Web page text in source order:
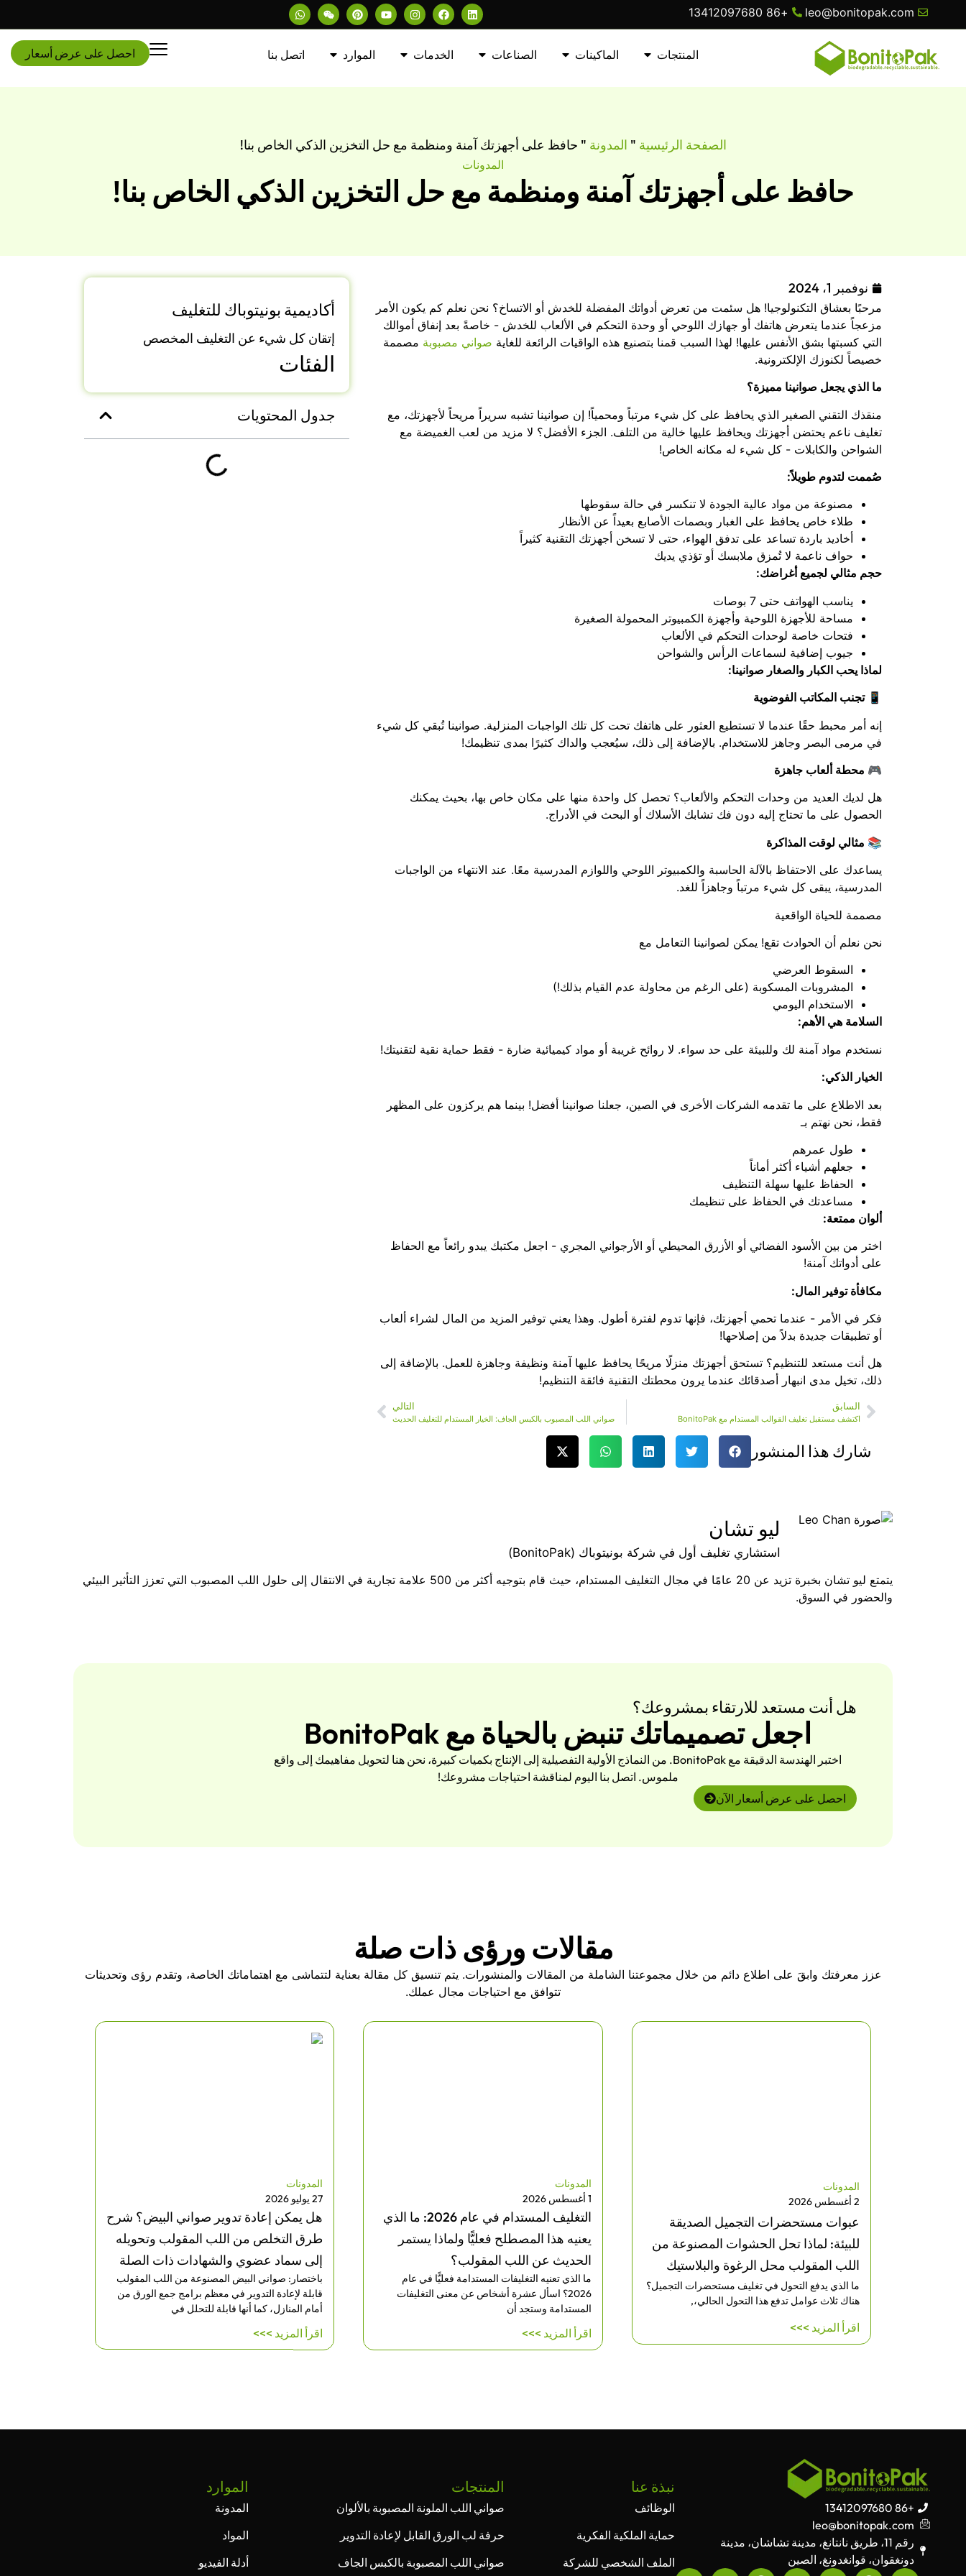
leo@bonitopak.com
+86 13412097680
المنتجات الماكينات الصناعات الخدمات الموارد اتصل بنا احصل على عرض أسعار
الصفحة الرئيسية " المدونة " حافظ على أجهزتك آمنة ومنظمة مع حل التخزين الذكي الخاص بنا!
المدونات
حافظ على أجهزتك آمنة ومنظمة مع حل التخزين الذكي الخاص بنا!
نوفمبر 1، 2024
مرحبًا بعشاق التكنولوجيا! هل سئمت من تعرض أدواتك المفضلة للخدش أو الاتساخ؟ نحن نعلم كم يكون الأمر
مزعجاً عندما يتعرض هاتفك أو جهازك اللوحي أو وحدة التحكم في الألعاب للخدش - خاصةً بعد إنفاق أموالك
التي كسبتها بشق الأنفس عليها! لهذا السبب قمنا بتصنيع هذه الواقيات الرائعة للغاية صواني مصبوبة مصممة
خصيصاً لكنوزك الإلكترونية.
ما الذي يجعل صوانينا مميزة؟
منقذك التقني الصغير الذي يحافظ على كل شيء مرتباً ومحمياً! إن صوانينا تشبه سريراً مريحاً لأجهزتك، مع
تغليف ناعم يحتضن أجهزتك ويحافظ عليها خالية من التلف. الجزء الأفضل؟ لا مزيد من لعب الغميضة مع
الشواحن والكابلات - كل شيء له مكانه الخاص!
صُممت لتدوم طويلاً:
مصنوعة من مواد عالية الجودة لا تنكسر في حالة سقوطها
طلاء خاص يحافظ على الغبار وبصمات الأصابع بعيداً عن الأنظار
أخاديد باردة تساعد على تدفق الهواء، حتى لا تسخن أجهزتك التقنية كثيراً
حواف ناعمة لا تُمزق ملابسك أو تؤذي يديك
حجم مثالي لجميع أغراضك:
يناسب الهواتف حتى 7 بوصات
مساحة للأجهزة اللوحية وأجهزة الكمبيوتر المحمولة الصغيرة
فتحات خاصة لوحدات التحكم في الألعاب
جيوب إضافية لسماعات الرأس والشواحن
لماذا يحب الكبار والصغار صوانينا:
📱 تجنب المكاتب الفوضوية
إنه أمر محبط حقًا عندما لا تستطيع العثور على هاتفك تحت كل تلك الواجبات المنزلية. صوانينا تُبقي كل شيء
في مرمى البصر وجاهز للاستخدام. بالإضافة إلى ذلك، سيُعجب والداك كثيرًا بمدى تنظيمك!
🎮 محطة ألعاب جاهزة
هل لديك العديد من وحدات التحكم والألعاب؟ تحصل كل واحدة منها على مكان خاص بها، بحيث يمكنك
الحصول على ما تحتاج إليه دون فك تشابك الأسلاك أو البحث في الأدراج.
📚 مثالي لوقت المذاكرة
يساعدك على الاحتفاظ بالآلة الحاسبة والكمبيوتر اللوحي واللوازم المدرسية معًا. عند الانتهاء من الواجبات
المدرسية، يبقى كل شيء مرتباً وجاهزاً للغد.
مصممة للحياة الواقعية
نحن نعلم أن الحوادث تقع! يمكن لصوانينا التعامل مع
السقوط العرضي
المشروبات المسكوبة (على الرغم من محاولة عدم القيام بذلك!)
الاستخدام اليومي
السلامة هي الأهم:
نستخدم مواد آمنة لك وللبيئة على حد سواء. لا روائح غريبة أو مواد كيميائية ضارة - فقط حماية نقية لتقنيتك!
الخيار الذكي:
بعد الاطلاع على ما تقدمه الشركات الأخرى في الصين، جعلنا صوانينا أفضل! بينما هم يركزون على المظهر
فقط، نحن نهتم بـ
طول عمرهم
جعلهم أشياء أكثر أماناً
الحفاظ عليها سهلة التنظيف
مساعدتك في الحفاظ على تنظيمك
ألوان ممتعة:
اختر من بين الأسود الفضائي أو الأزرق المحيطي أو الأرجواني المجري - اجعل مكتبك يبدو رائعاً مع الحفاظ
على أدواتك آمنة!
مكافأة توفير المال:
فكر في الأمر - عندما تحمي أجهزتك، فإنها تدوم لفترة أطول. وهذا يعني توفير المزيد من المال لشراء ألعاب
أو تطبيقات جديدة بدلاً من إصلاحها!
هل أنت مستعد للتنظيم؟ تستحق أجهزتك منزلًا مريحًا يحافظ عليها آمنة ونظيفة وجاهزة للعمل. بالإضافة إلى
ذلك، تخيل مدى انبهار أصدقائك عندما يرون محطتك التقنية فائقة التنظيم!
السابق
اكتشف مستقبل تغليف القوالب المستدام مع BonitoPak
التالي
صواني اللب المصبوب بالكبس الجاف: الخيار المستدام للتغليف الحديث
شارك هذا المنشور
أكاديمية بونيتوباك للتغليف
إتقان كل شيء عن التغليف المخصص
الفئات
جدول المحتويات
ليو تشان
استشاري تغليف أول في شركة بونيتوباك (BonitoPak)
يتمتع ليو تشان بخبرة تزيد عن 20 عامًا في مجال التغليف المستدام، حيث قام بتوجيه أكثر من 500 علامة تجارية في الانتقال إلى حلول اللب المصبوب التي تعزز التأثير البيئي
والحضور في السوق.
هل أنت مستعد للارتقاء بمشروعك؟
اجعل تصميماتك تنبض بالحياة مع BonitoPak
اختبر الهندسة الدقيقة مع BonitoPak. من النماذج الأولية التفصيلية إلى الإنتاج بكميات كبيرة، نحن هنا لتحويل مفاهيمك إلى واقع
ملموس. اتصل بنا اليوم لمناقشة احتياجات مشروعك!
احصل على عرض أسعار الآن
مقالات ورؤى ذات صلة
عزز معرفتك وابقَ على اطلاع دائم من خلال مجموعتنا الشاملة من المقالات والمنشورات. يتم تنسيق كل مقالة بعناية لتتماشى مع اهتماماتك الخاصة، وتقدم رؤى وتحديثات
تتوافق مع احتياجات مجال عملك.
المدونات
2 أغسطس 2026
عبوات مستحضرات التجميل الصديقة
للبيئة: لماذا تحل الحشوات المصنوعة من
اللب المقولب محل الرغوة والبلاستيك
ما الذي يدفع التحول في تغليف مستحضرات التجميل؟
هناك ثلاث عوامل تدفع هذا التحول الحالي،,
اقرأ المزيد >>>
المدونات
1 أغسطس 2026
التغليف المستدام في عام 2026: ما الذي
يعنيه هذا المصطلح فعليًّا ولماذا يستمر
الحديث عن اللب المقولب؟
ما الذي تعنيه التغليفات المستدامة فعليًّا في عام
2026؟ اسأل عشرة أشخاص عن معنى التغليفات
المستدامة وستجد أن
اقرأ المزيد >>>
المدونات
27 يوليو 2026
هل يمكن إعادة تدوير صواني البيض؟ شرح
طرق التخلص من اللب المقولب وتحويله
إلى سماد عضوي والشهادات ذات الصلة
باختصار: صواني البيض المصنوعة من اللب المقولب
قابلة لإعادة التدوير في معظم برامج جمع الورق من
أمام المنازل، كما أنها قابلة للتحلل في
اقرأ المزيد >>>
+86 13412097680
leo@bonitopak.com
رقم 11، طريق نانتانغ، مدينة تشاشان، مدينة
دونغقوان، قوانغدونغ، الصين
نبذة عنا
الوظائف
حماية الملكية الفكرية
الملف الشخصي للشركة
المنتجات
صواني اللب الملونة المصبوبة بالألوان
حرفة لب الورق القابل لإعادة التدوير
صواني اللب المصبوبة بالكبس الجاف
الموارد
المدونة
المواد
أدلة الفيديو